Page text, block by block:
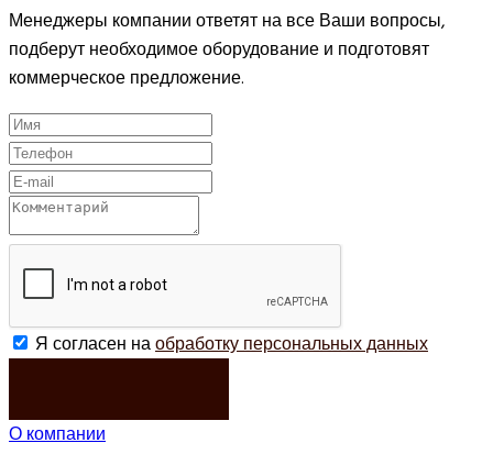
Менеджеры компании ответят на все Ваши вопросы,
подберут необходимое оборудование и подготовят
коммерческое предложение.
Я согласен наобработку персональных данных
О компании